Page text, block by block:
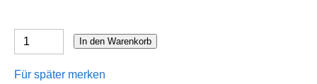
In den Warenkorb
Für später merken